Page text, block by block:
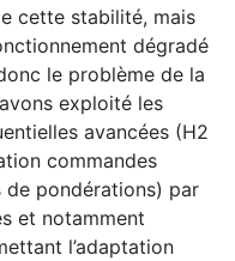
cette stabilité, mais
dégradé
le problème de la
exploité les
avancées (H2
commandes
pondérations) par
et notamment
l’adaptation